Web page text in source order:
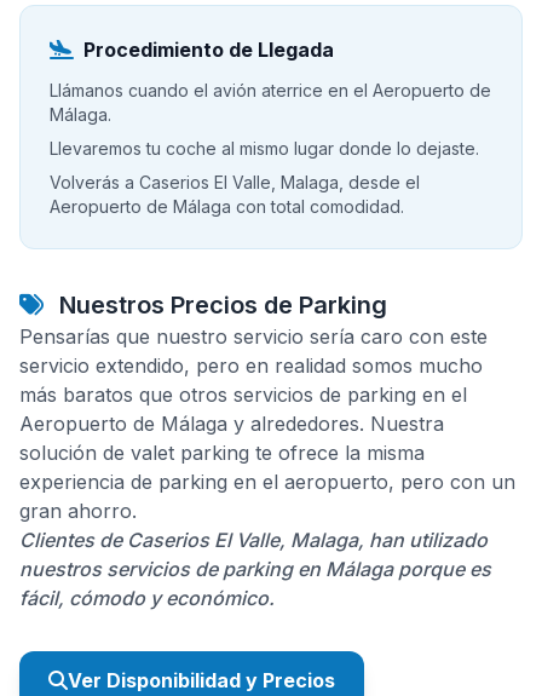
Procedimiento de Llegada
Llámanos cuando el avión aterrice en el Aeropuerto de
Málaga.
Llevaremos tu coche al mismo lugar donde lo dejaste.
Volverás a Caserios El Valle, Malaga, desde el
Aeropuerto de Málaga con total comodidad.
Nuestros Precios de Parking
Pensarías que nuestro servicio sería caro con este
servicio extendido, pero en realidad somos mucho
más baratos que otros servicios de parking en el
Aeropuerto de Málaga y alrededores. Nuestra
solución de valet parking te ofrece la misma
experiencia de parking en el aeropuerto, pero con un
gran ahorro.
Clientes de Caserios El Valle, Malaga, han utilizado
nuestros servicios de parking en Málaga porque es
fácil, cómodo y económico.
Ver Disponibilidad y Precios